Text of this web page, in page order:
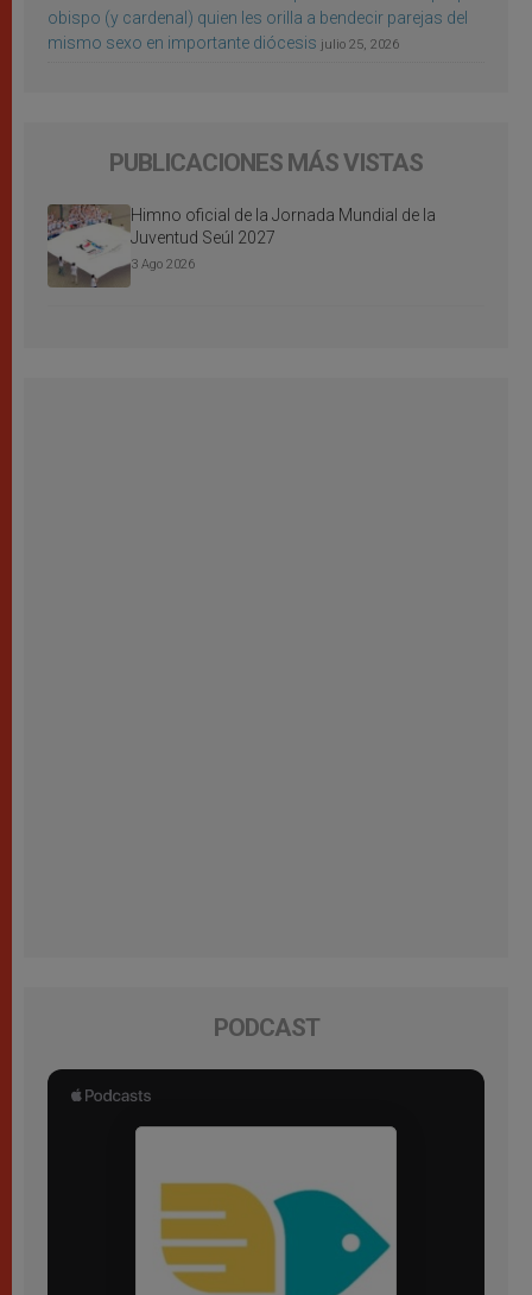
obispo (y cardenal) quien les orilla a bendecir parejas del
mismo sexo en importante diócesis julio 25, 2026
PUBLICACIONES MÁS VISTAS
Himno oficial de la Jornada Mundial de la
Juventud Seúl 2027
3 Ago 2026
PODCAST